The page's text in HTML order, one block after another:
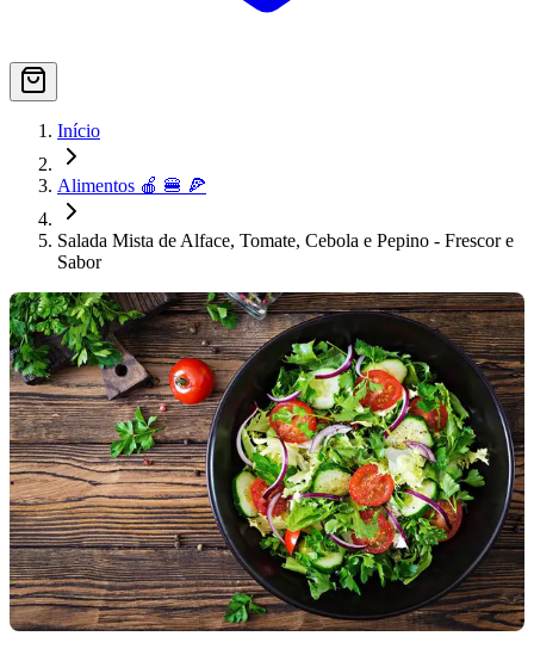
Início
Alimentos 🍎 🍔 🍕
Salada Mista de Alface, Tomate, Cebola e Pepino - Frescor e
Sabor